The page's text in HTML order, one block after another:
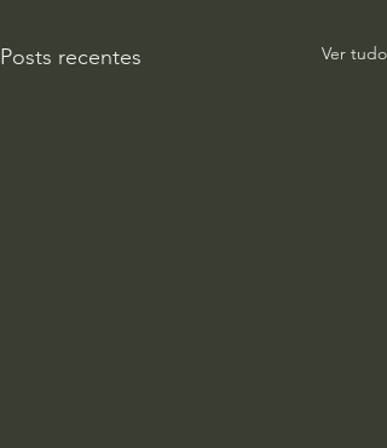
Posts recentes Ver tudo